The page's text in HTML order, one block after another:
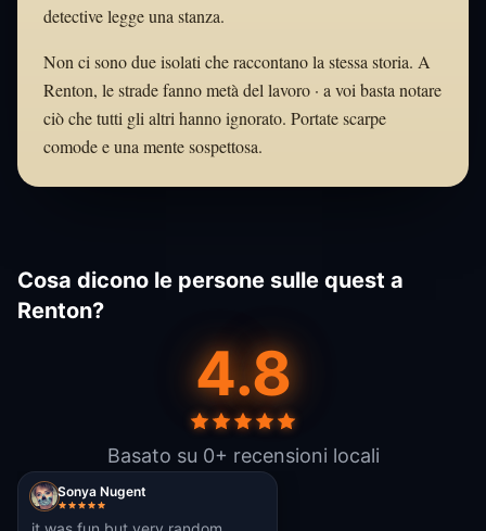
detective legge una stanza.
Non ci sono due isolati che raccontano la stessa storia. A
Renton, le strade fanno metà del lavoro · a voi basta notare
ciò che tutti gli altri hanno ignorato. Portate scarpe
comode e una mente sospettosa.
Cosa dicono le persone sulle quest a
Renton?
4.8
Basato su 0+ recensioni locali
Sonya Nugent